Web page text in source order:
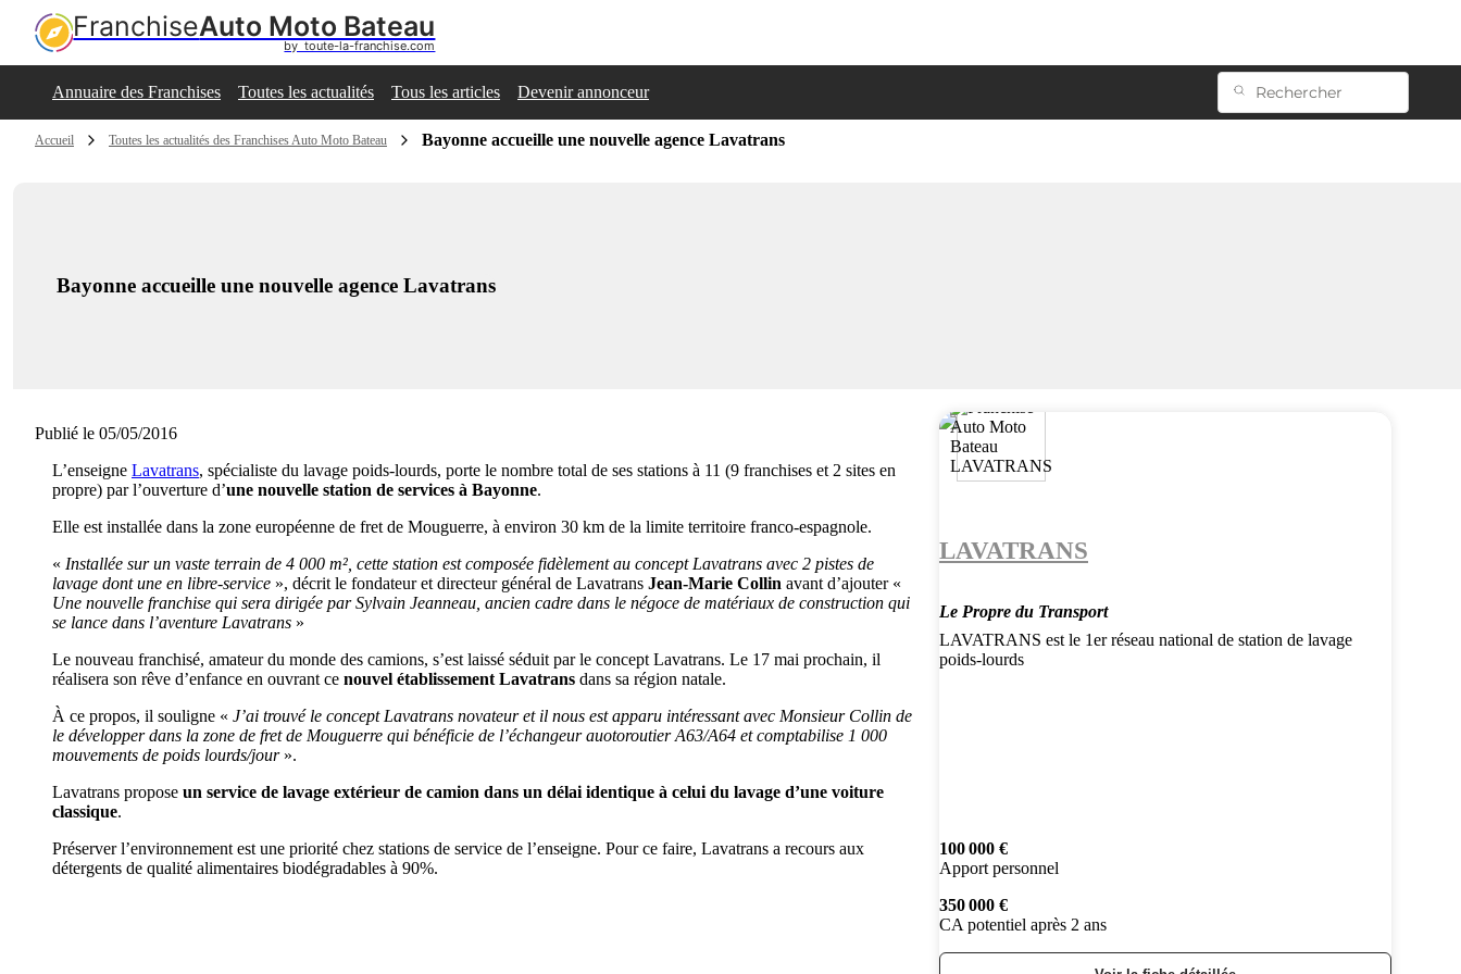
FranchiseAuto Moto Bateau
by  toute-la-franchise.com
Annuaire des Franchises Toutes les actualités Tous les articles Devenir annonceur
Accueil Toutes les actualités des Franchises Auto Moto Bateau Bayonne accueille une nouvelle agence Lavatrans
Bayonne accueille une nouvelle agence Lavatrans
Publié le 05/05/2016
L’enseigne Lavatrans, spécialiste du lavage poids-lourds, porte le nombre total de ses stations à 11 (9 franchises et 2 sites en
propre) par l’ouverture d’une nouvelle station de services à Bayonne.
Elle est installée dans la zone européenne de fret de Mouguerre, à environ 30 km de la limite territoire franco-espagnole.
« Installée sur un vaste terrain de 4 000 m², cette station est composée fidèlement au concept Lavatrans avec 2 pistes de
lavage dont une en libre-service », décrit le fondateur et directeur général de Lavatrans Jean-Marie Collin avant d’ajouter «
Une nouvelle franchise qui sera dirigée par Sylvain Jeanneau, ancien cadre dans le négoce de matériaux de construction qui
se lance dans l’aventure Lavatrans »
Le nouveau franchisé, amateur du monde des camions, s’est laissé séduit par le concept Lavatrans. Le 17 mai prochain, il
réalisera son rêve d’enfance en ouvrant ce nouvel établissement Lavatrans dans sa région natale.
À ce propos, il souligne « J’ai trouvé le concept Lavatrans novateur et il nous est apparu intéressant avec Monsieur Collin de
le développer dans la zone de fret de Mouguerre qui bénéficie de l’échangeur auotoroutier A63/A64 et comptabilise 1 000
mouvements de poids lourds/jour».
Lavatrans propose un service de lavage extérieur de camion dans un délai identique à celui du lavage d’une voiture
classique.
Préserver l’environnement est une priorité chez stations de service de l’enseigne. Pour ce faire, Lavatrans a recours aux
détergents de qualité alimentaires biodégradables à 90%.
LAVATRANS
Le Propre du Transport
LAVATRANS est le 1er réseau national de station de lavage
poids-lourds
100 000 €
Apport personnel
350 000 €
CA potentiel après 2 ans